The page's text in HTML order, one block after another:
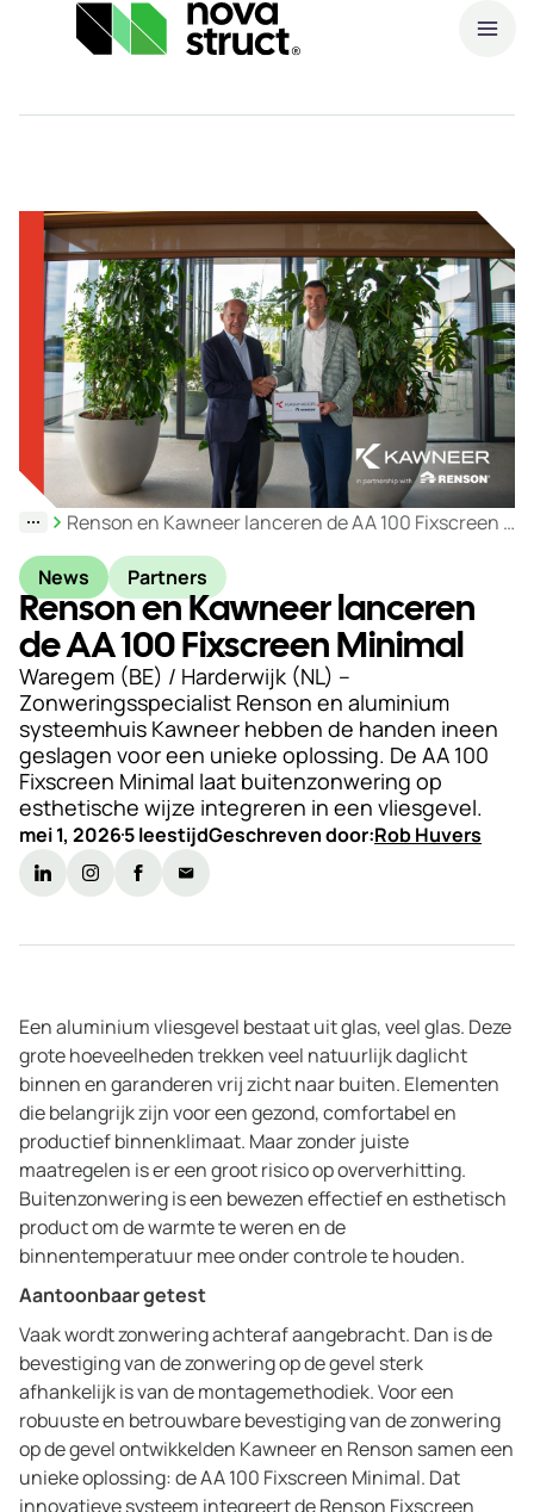
Industrieën
Inspiratie
Support
& Tools
Over
ons
Duurzaamheid
Werken
bij
Nieuws
&
Kennis
Particulieren
KlantPortaal
Renson en Kawneer lanceren de AA 100 Fixscreen Minimal
News Partners
Renson en Kawneer lanceren
de AA 100 Fixscreen Minimal
Waregem (BE) / Harderwijk (NL) –
Zonweringsspecialist Renson en aluminium
systeemhuis Kawneer hebben de handen ineen
geslagen voor een unieke oplossing. De AA 100
Fixscreen Minimal laat buitenzonwering op
esthetische wijze integreren in een vliesgevel.
mei 1, 20265 leestijdGeschreven door:Rob Huvers
Een aluminium vliesgevel bestaat uit glas, veel glas. Deze
grote hoeveelheden trekken veel natuurlijk daglicht
binnen en garanderen vrij zicht naar buiten. Elementen
die belangrijk zijn voor een gezond, comfortabel en
productief binnenklimaat. Maar zonder juiste
maatregelen is er een groot risico op oververhitting.
Buitenzonwering is een bewezen effectief en esthetisch
product om de warmte te weren en de
binnentemperatuur mee onder controle te houden.
Aantoonbaar getest
Vaak wordt zonwering achteraf aangebracht. Dan is de
bevestiging van de zonwering op de gevel sterk
afhankelijk is van de montagemethodiek. Voor een
robuuste en betrouwbare bevestiging van de zonwering
op de gevel ontwikkelden Kawneer en Renson samen een
unieke oplossing: de AA 100 Fixscreen Minimal. Dat
innovatieve systeem integreert de Renson Fixscreen